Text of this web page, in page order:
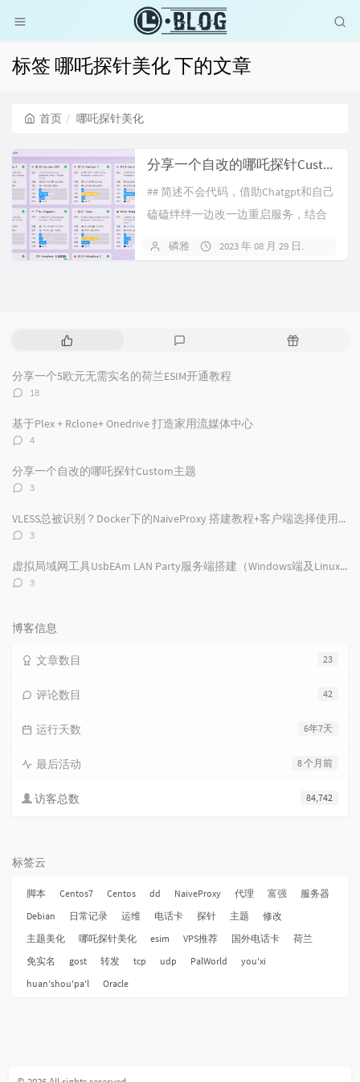
标签 哪吒探针美化 下的文章
首页 哪吒探针美化
分享一个自改的哪吒探针Custom主题
## 简述不会代码，借助Chatgpt和自己
磕磕绊绊一边改一边重启服务，结合
磷雅 2023 年 08 月 29 日
热
文
章
评
论
随
分享一个5欧元无需实名的荷兰ESIM开通教程
评
数：
18
基于Plex + Rclone+ Onedrive 打造家用流媒体中心
评
数：
4
分享一个自改的哪吒探针Custom主题
评
数：
3
VLESS总被识别？Docker下的NaiveProxy 搭建教程+客户端选择使用及配置
评
数：
3
虚拟局域网工具UsbEAm LAN Party服务端搭建（Windows端及Linux端）
评
3
博客信息
23
文章数目
42
评论数目
6年7天
运行天数
8 个月前
最后活动
84,742
访客总数
标签云
脚本 Centos7 Centos dd NaiveProxy 代理 富强
服务器
Debian
日常记录 运维 电话卡 探针 主题
修改
主题美化
哪吒探针美化 esim VPS推荐 国外电话卡
荷兰
免实名
gost 转发 tcp udp PalWorld
you'xi
huan'shou'pa'l
Oracle